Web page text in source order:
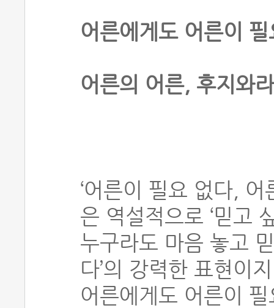
어른에게도 어른이
어른의 어른, 후지와
‘어른이 필요 없다,
은 역설적으로 ‘믿고
누구라도 마음 놓고
다’의 강력한 표현이
어른에게도 어른이